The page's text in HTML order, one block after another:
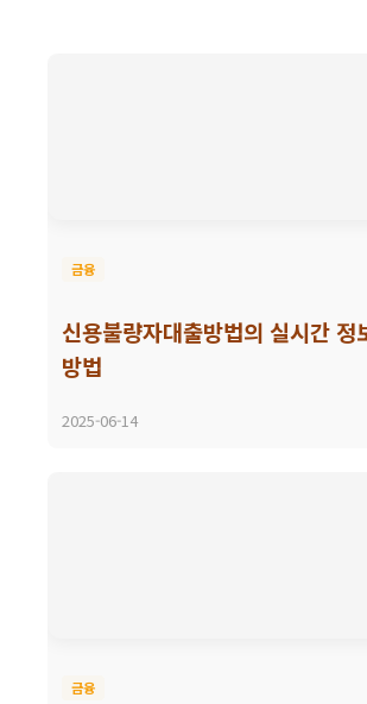
금융
신용불량자대출방법의 실시간 정
방법
2025-06-14
금융